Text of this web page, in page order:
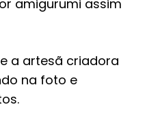
amigurumi assim
a artesã criadora
na foto e